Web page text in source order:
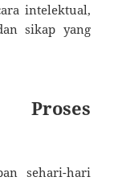
intelektual,
sikap yang
Proses
sehari-hari